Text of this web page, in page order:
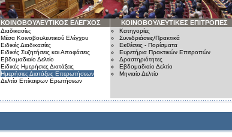
ΚΟΙΝΟΒΟΥΛΕΥΤΙΚΟΣ ΕΛΕΓΧΟΣ
Διαδικασίες
Μέσα Κοινοβουλευτικού Ελέγχου
Ειδικές Διαδικασίες
Ειδικές Συζητήσεις και Αποφάσεις
Εβδομαδιαίο Δελτίο
Ειδικές Ημερήσιες Διατάξεις
Ημερήσιες Διατάξεις Επερωτήσεων
Δελτίο Επίκαιρων Ερωτήσεων
ΚΟΙΝΟΒΟΥΛΕΥΤΙΚΕΣ ΕΠΙΤΡΟΠΕΣ
Κατηγορίες
Συνεδριάσεις/Πρακτικά
Εκθέσεις - Πορίσματα
Ευρετήρια Πρακτικών Επιτροπών
Δραστηριότητες
Εβδομαδιαίο Δελτίο
Μηνιαίο Δελτίο